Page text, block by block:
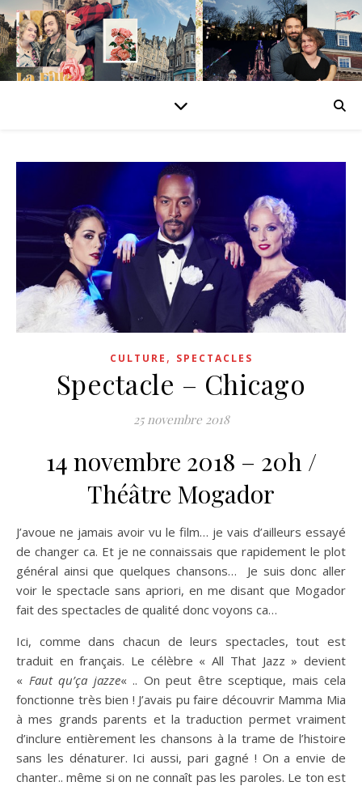
CULTURE , SPECTACLES
Spectacle – Chicago
25 novembre 2018
14 novembre 2018 – 20h /
Théâtre Mogador
J’avoue ne jamais avoir vu le film… je vais d’ailleurs essayé
de changer ca. Et je ne connaissais que rapidement le plot
général ainsi que quelques chansons… Je suis donc aller
voir le spectacle sans apriori, en me disant que Mogador
fait des spectacles de qualité donc voyons ca…
Ici, comme dans chacun de leurs spectacles, tout est
traduit en français. Le célèbre « All That Jazz » devient
« Faut qu’ça jazze« .. On peut être sceptique, mais cela
fonctionne très bien ! J’avais pu faire découvrir Mamma Mia
à mes grands parents et la traduction permet vraiment
d’inclure entièrement les chansons à la trame de l’histoire
sans les dénaturer. Ici aussi, pari gagné ! On a envie de
chanter.. même si on ne connaît pas les paroles. Le ton est